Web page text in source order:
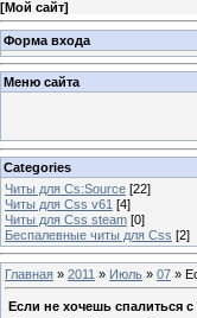
[Мой сайт]
Форма входа
Меню сайта
Categories
Читы для Cs:Source [22]
Читы для Css v61 [4]
Читы для Css steam [0]
Беспалевные читы для Css [2]
Главная » 2011 » Июль » 07 »
Если не хочешь спалиться с